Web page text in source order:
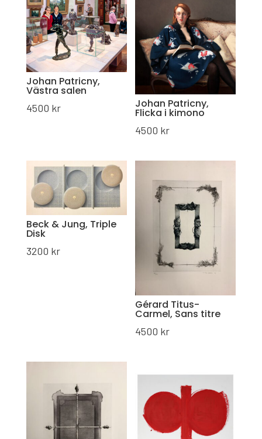
Johan Patricny,
Västra salen
4500 kr Johan Patricny,
Flicka i kimono
4500 kr
Beck & Jung, Triple
Disk
3200 kr
Gérard Titus-
Carmel, Sans titre
4500 kr